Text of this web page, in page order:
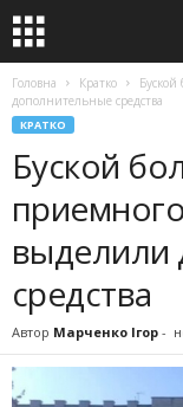
Головна Кратко
дополнительные средства
КРАТКО
Буской
выделили
средства
Автор Марченко Ігор -